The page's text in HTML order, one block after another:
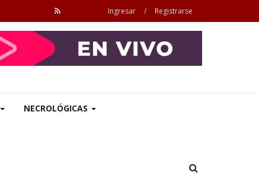
Ingresar / Registrarse
NECROLÓGICAS